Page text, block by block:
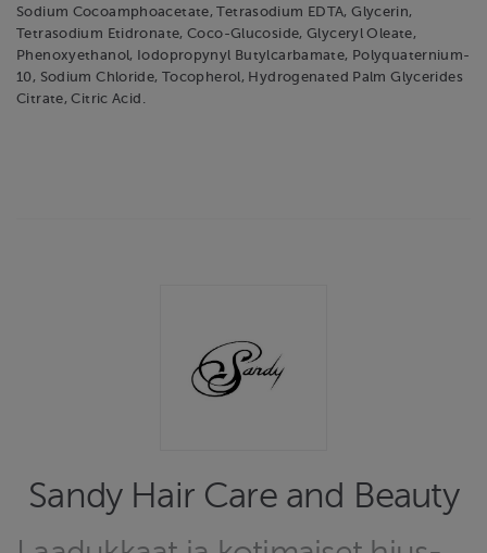
Sodium Cocoamphoacetate, Tetrasodium EDTA, Glycerin,
Tetrasodium Etidronate, Coco-Glucoside, Glyceryl Oleate,
Phenoxyethanol, Iodopropynyl Butylcarbamate, Polyquaternium-
10, Sodium Chloride, Tocopherol, Hydrogenated Palm Glycerides
Citrate, Citric Acid.
Sandy Hair Care and Beauty